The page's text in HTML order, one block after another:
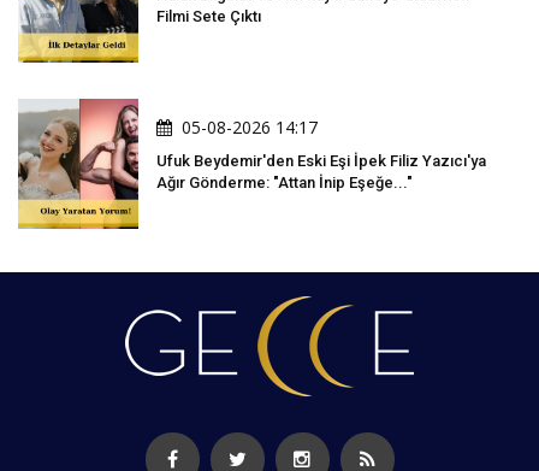
Filmi Sete Çıktı
05-08-2026 14:17
Ufuk Beydemir'den Eski Eşi İpek Filiz Yazıcı'ya
Ağır Gönderme: "Attan İnip Eşeğe..."